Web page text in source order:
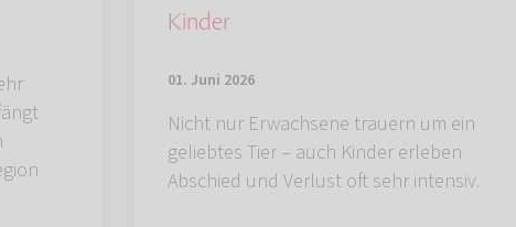
Kinder
01. Juni 2026
Nicht nur Erwachsene trauern um ein
geliebtes Tier – auch Kinder erleben
Abschied und Verlust oft sehr intensiv.